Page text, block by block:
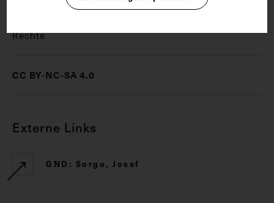
Rechte
CC BY-NC-SA 4.0
Externe Links
GND: Sorgo, Josef